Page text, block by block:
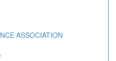
ASSOCIATION